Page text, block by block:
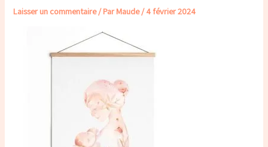
Laisser un commentaire/ Par Maude/4 février 2024